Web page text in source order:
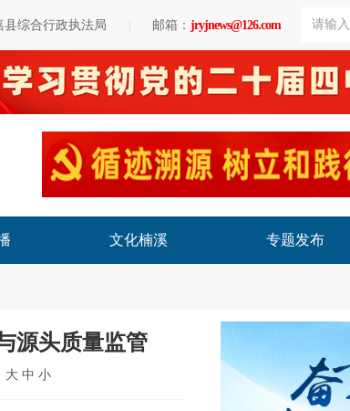
县综合行政执法局 邮箱： jryjnews@126.com
文化楠溪 专题发布
源头质量监管
大 中 小